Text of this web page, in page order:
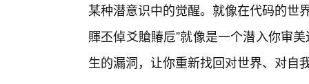
某种潜意识中的觉醒。就像在代码的世
賱丕倬爻賶賰卮”就像是一个潜入你审
生的漏洞，让你重新找回对世界、对自